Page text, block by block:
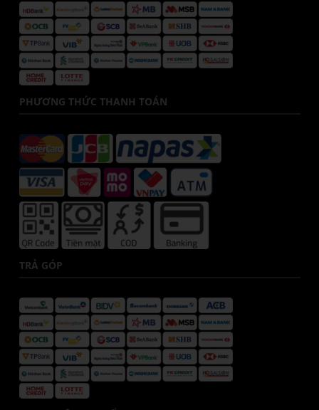
PHƯƠNG THỨC THANH TOÁN
TRẢ GÓP